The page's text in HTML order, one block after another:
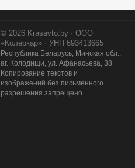
© 2026 Krasavto.by · ООО
«Колеркар» · УНП 693413665
Республика Беларусь, Минская обл.,
аг. Колодищи, ул. Афанасьева, 38
Копирование текстов и
изображений без письменного
разрешения запрещено.